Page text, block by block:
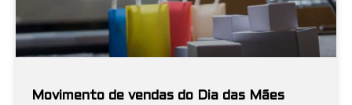
Movimento de vendas do Dia das Mães